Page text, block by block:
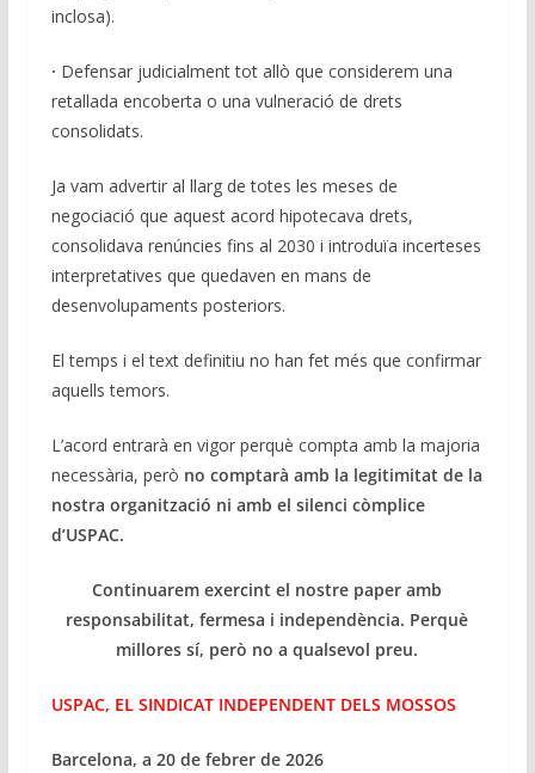
inclosa).
· Defensar judicialment tot allò que considerem una
retallada encoberta o una vulneració de drets
consolidats.
Ja vam advertir al llarg de totes les meses de
negociació que aquest acord hipotecava drets,
consolidava renúncies fins al 2030 i introduïa incerteses
interpretatives que quedaven en mans de
desenvolupaments posteriors.
El temps i el text definitiu no han fet més que confirmar
aquells temors.
L’acord entrarà en vigor perquè compta amb la majoria
necessària, però no comptarà amb la legitimitat de la
nostra organització ni amb el silenci còmplice
d’USPAC.
Continuarem exercint el nostre paper amb
responsabilitat, fermesa i independència. Perquè
millores sí, però no a qualsevol preu.
USPAC, EL SINDICAT INDEPENDENT DELS MOSSOS
Barcelona, a 20 de febrer de 2026